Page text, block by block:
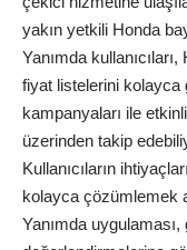
yakın yetkili Honda
Yanımda
fiyat listelerini kolayca
kampanyaları ile
üzerinden takip
Kullanıcıların
kolayca çözümlemek
Yanımda uygulaması,